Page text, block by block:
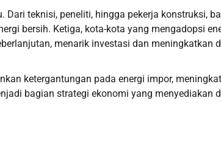
teknisi, peneliti, hingga pekerja konstruksi,
bersih. Ketiga, kota-kota yang mengadopsi
menarik investasi dan meningkatkan
ketergantungan pada energi impor,
bagian strategi ekonomi yang menyediakan